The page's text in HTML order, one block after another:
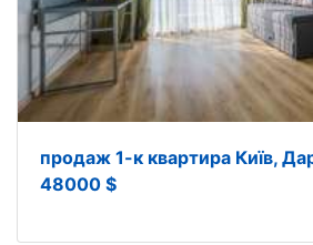
продаж 1-к квартира Київ,
48000 $